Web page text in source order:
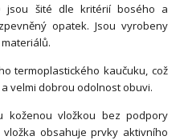
jsou šité dle kritérií bosého a
opatek. Jsou vyrobeny
termoplastického kaučuku, což
velmi dobrou odolnost obuvi.
koženou vložkou bez podpory
obsahuje prvky aktivního